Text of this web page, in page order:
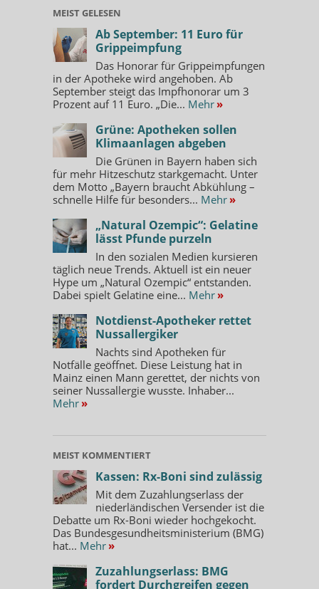
MEIST GELESEN
Ab September: 11 Euro für
Grippeimpfung
Das Honorar für Grippeimpfungen
in der Apotheke wird angehoben. Ab
September steigt das Impfhonorar um 3
Prozent auf 11 Euro. „Die... Mehr »
Grüne: Apotheken sollen
Klimaanlagen abgeben
Die Grünen in Bayern haben sich
für mehr Hitzeschutz starkgemacht. Unter
dem Motto „Bayern braucht Abkühlung –
schnelle Hilfe für besonders... Mehr »
„Natural Ozempic“: Gelatine
lässt Pfunde purzeln
In den sozialen Medien kursieren
täglich neue Trends. Aktuell ist ein neuer
Hype um „Natural Ozempic“ entstanden.
Dabei spielt Gelatine eine... Mehr »
Notdienst-Apotheker rettet
Nussallergiker
Nachts sind Apotheken für
Notfälle geöffnet. Diese Leistung hat in
Mainz einen Mann gerettet, der nichts von
seiner Nussallergie wusste. Inhaber...
Mehr »
MEIST KOMMENTIERT
Kassen: Rx-Boni sind zulässig
Mit dem Zuzahlungserlass der
niederländischen Versender ist die
Debatte um Rx-Boni wieder hochgekocht.
Das Bundesgesundheitsministerium (BMG)
hat... Mehr »
Zuzahlungserlass: BMG
fordert Durchgreifen gegen